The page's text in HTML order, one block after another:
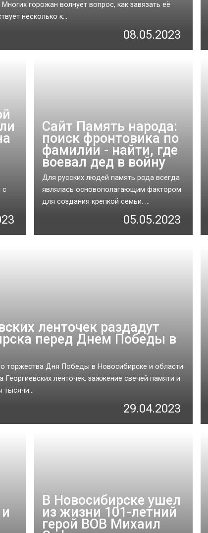
горожан волнует вопрос, как завязать её
несколько к...
08.05.2023
с
Сайт Память народа:
поиск фронтовика по
фамилии - найти, где
воевал дед в войну
Для русских людей память рода всегда
являлась основополагающим фактором
для создания крепкой семьи. ...
05.05.2023
ленточек раздадут
перед Днем Победы в
торжества Дня Победы в Новосибирске и области
Георгиевских ленточек, зажжение свечей памяти и
тысячи...
29.04.2023
В Новосибирске ушел
из жизни 101-летний
герой ВОВ Михаил